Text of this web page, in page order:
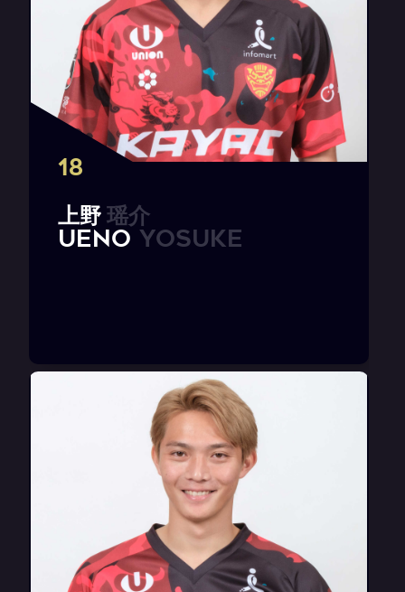
18
上野瑶介
UENO Yosuke